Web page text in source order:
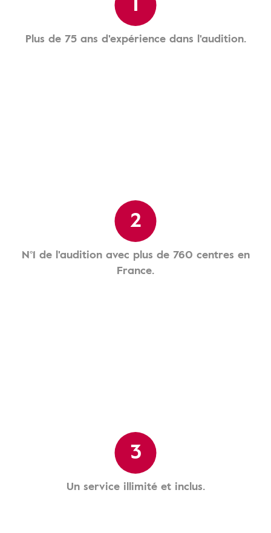
Plus de 75 ans d'expérience dans l'audition.
2
N°1 de l'audition avec plus de 760 centres en
France.
3
Un service illimité et inclus.